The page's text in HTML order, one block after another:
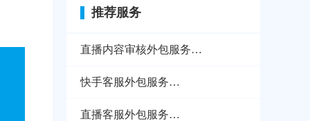
推荐服务
直播内容审核外包服务
快手客服外包服务
直播客服外包服务